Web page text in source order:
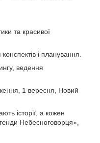
та красивої
і планування.
ведення
1 вересня, Новий
історії, а кожен
Небесноговорця»,